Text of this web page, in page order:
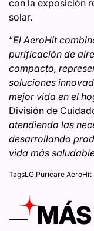
con la exposición
solar.
“El AeroHit
purificación de
compacto,
soluciones
mejor vida en el
División de
atendiendo las
desarrollando
vida más
TagsLG,Puricare AeroHit